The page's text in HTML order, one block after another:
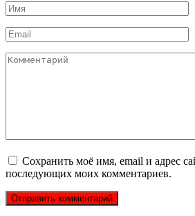
Имя
*
Email
*
Комментарий
Сохранить моё имя, email и адрес
последующих моих комментариев.